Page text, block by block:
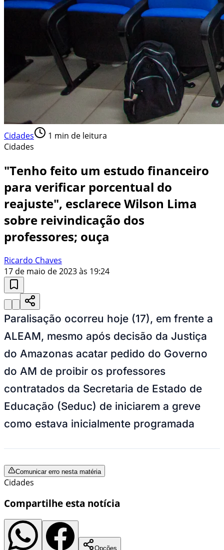
Cidades 1 min de leitura
Cidades
"Tenho feito um estudo financeiro
para verificar porcentual do
reajuste", esclarece Wilson Lima
sobre reivindicação dos
professores; ouça
Ricardo Chaves
17 de maio de 2023 às 19:24
Paralisação ocorreu hoje (17), em frente a
ALEAM, mesmo após decisão da Justiça
do Amazonas acatar pedido do Governo
do AM de proibir os professores
contratados da Secretaria de Estado de
Educação (Seduc) de iniciarem a greve
como estava inicialmente programada
Comunicar erro nesta matéria
Cidades
Compartilhe esta notícia
Opções